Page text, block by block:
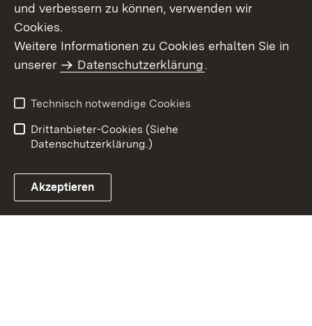
und verbessern zu können, verwenden wir
Cookies.
Weitere Informationen zu Cookies erhalten Sie in
unserer
Datenschutzerklärung.
Technisch notwendige Cookies
Drittanbieter-Cookies (Siehe
Datenschutzerklärung.)
Akzeptieren